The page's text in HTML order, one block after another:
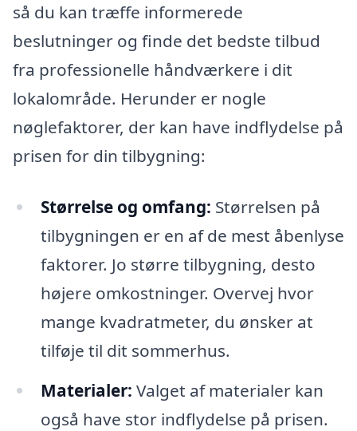
så du kan træffe informerede
beslutninger og finde det bedste tilbud
fra professionelle håndværkere i dit
lokalområde. Herunder er nogle
nøglefaktorer, der kan have indflydelse på
prisen for din tilbygning:
Størrelse og omfang: Størrelsen på
tilbygningen er en af de mest åbenlyse
faktorer. Jo større tilbygning, desto
højere omkostninger. Overvej hvor
mange kvadratmeter, du ønsker at
tilføje til dit sommerhus.
Materialer: Valget af materialer kan
også have stor indflydelse på prisen.